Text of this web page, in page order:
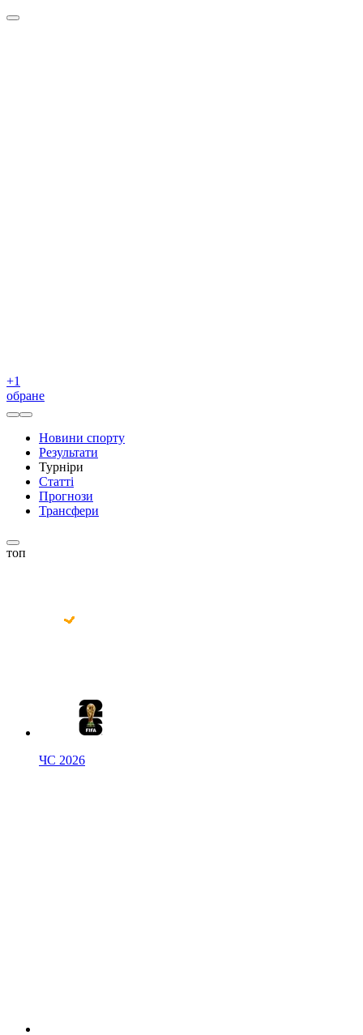
+1
обране
Новини спорту
Результати
Турніри
Статті
Прогнози
Трансфери
топ
ЧС 2026